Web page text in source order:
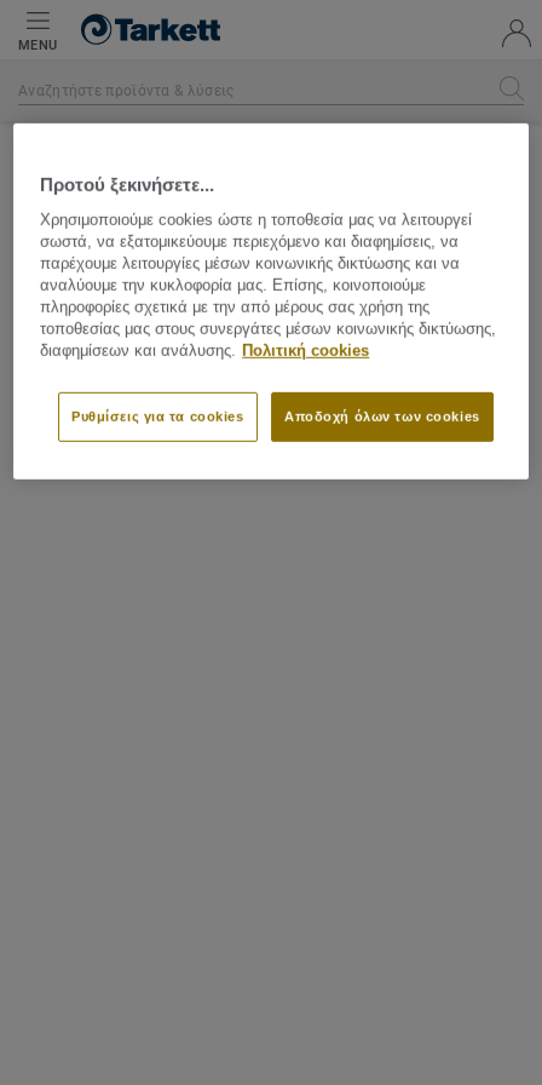
MENU
Προτού ξεκινήσετε...
Χρησιμοποιούμε cookies ώστε η τοποθεσία μας να λειτουργεί
σωστά, να εξατομικεύουμε περιεχόμενο και διαφημίσεις, να
παρέχουμε λειτουργίες μέσων κοινωνικής δικτύωσης και να
αναλύουμε την κυκλοφορία μας. Επίσης, κοινοποιούμε
πληροφορίες σχετικά με την από μέρους σας χρήση της
τοποθεσίας μας στους συνεργάτες μέσων κοινωνικής δικτύωσης,
διαφημίσεων και ανάλυσης. Πολιτική cookies
Αποδοχή όλων των cookies
Ρυθμίσεις για τα cookies